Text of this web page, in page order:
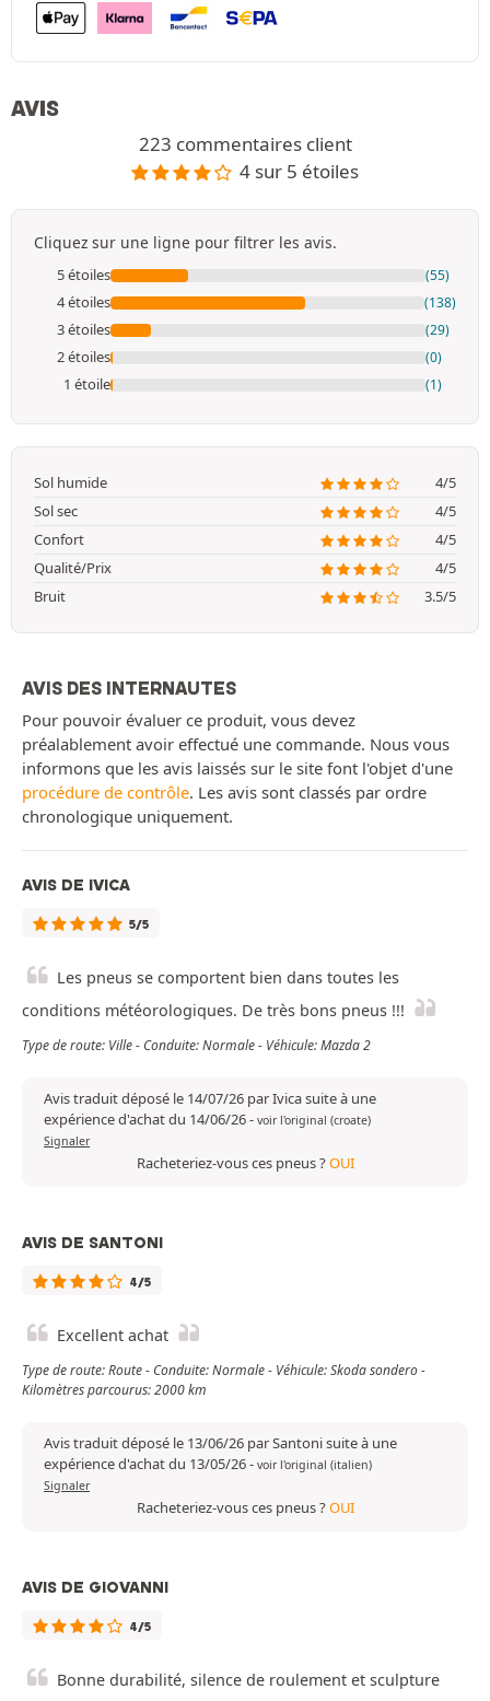
AVIS
223 commentaires client
4 sur 5 étoiles
Cliquez sur une ligne pour filtrer les avis.
5 étoiles (55)
4 étoiles (138)
3 étoiles (29)
2 étoiles (0)
1 étoile (1)
Sol humide
4/5
Sol sec
4/5
Confort
4/5
Qualité/Prix
4/5
Bruit
3.5/5
AVIS DES INTERNAUTES
Pour pouvoir évaluer ce produit, vous devez
préalablement avoir effectué une commande. Nous vous
informons que les avis laissés sur le site font l'objet d'une
procédure de contrôle. Les avis sont classés par ordre
chronologique uniquement.
AVIS DE IVICA
5/5
Les pneus se comportent bien dans toutes les
conditions météorologiques. De très bons pneus !!!
Type de route: Ville - Conduite: Normale - Véhicule: Mazda 2
Avis traduit déposé le 14/07/26 par Ivica suite à une
expérience d'achat du 14/06/26- voir l'original (croate)
Signaler
Racheteriez-vous ces pneus ?OUI
AVIS DE SANTONI
4/5
Excellent achat
Type de route: Route - Conduite: Normale - Véhicule: Skoda sondero -
Kilomètres parcourus: 2000 km
Avis traduit déposé le 13/06/26 par Santoni suite à une
expérience d'achat du 13/05/26- voir l'original (italien)
Signaler
Racheteriez-vous ces pneus ?OUI
AVIS DE GIOVANNI
4/5
Bonne durabilité, silence de roulement et sculpture